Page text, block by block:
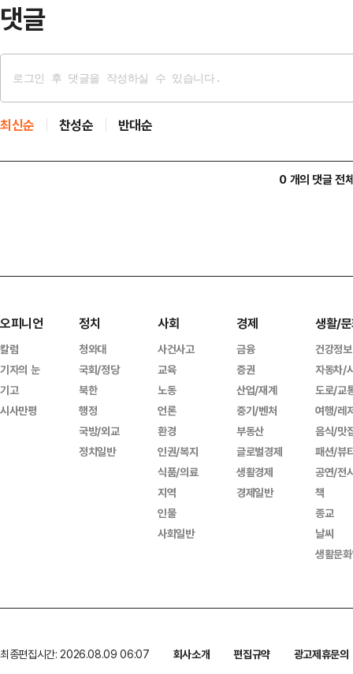
댓글
최신순 찬성순 반대순
0 개의 댓글 전
오피니언
칼럼
기자의 눈
기고
시사만평
정치
청와대
국회/정당
북한
행정
국방/외교
정치일반
사회
사건사고
교육
노동
언론
환경
인권/복지
식품/의료
지역
인물
사회일반
경제
금융
증권
산업/재계
중기/벤처
부동산
글로벌경제
생활경제
경제일반
생활/
건강정보
자동차/
도로/교
여행/레
음식/맛
패션/뷰
공연/전
책
종교
날씨
생활문
최종편집시간: 2026.08.09 06:07 회사소개 편집규약 광고제휴문의